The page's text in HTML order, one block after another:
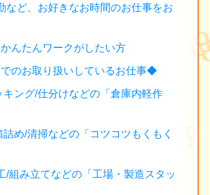
など、お好きなお時間のお仕事をお
んたんワークがしたい方
のお取り扱いしているお仕事◆
キング/仕分けなどの「倉庫内軽作
詰め/清掃などの「コツコツもくもく
/組み立てなどの「工場・製造スタッ